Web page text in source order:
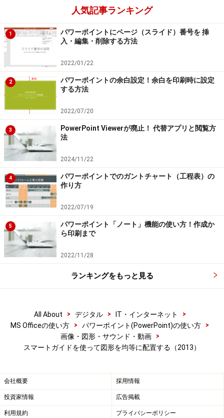
人気記事ランキング
1
パワーポイントにページ（スライド）番号を 挿
入・編集・削除する方法
2022/01/22
2
パワーポイントの余白設定！余白を印刷時に設定
する方法
2022/07/20
3
PowerPoint Viewerが廃止！ 代替アプリと閲覧方
法
2024/11/22
4
パワーポイントでのガントチャート（工程表）の
作り方
2022/07/19
5
パワーポイント「ノート」機能の使い方！作成か
ら印刷まで
2022/11/28
ランキングをもっと見る
All About > デジタル > IT・インターネット
>
MS Officeの使い方
> パワーポイント(PowerPoint)の使い方
>
画像・図形・サウンド・動画
>
スマートガイドを使って図形を均等に配置する（2013）
会社概要 採用情報
投資家情報 広告掲載
利用規約 プライバシーポリシー